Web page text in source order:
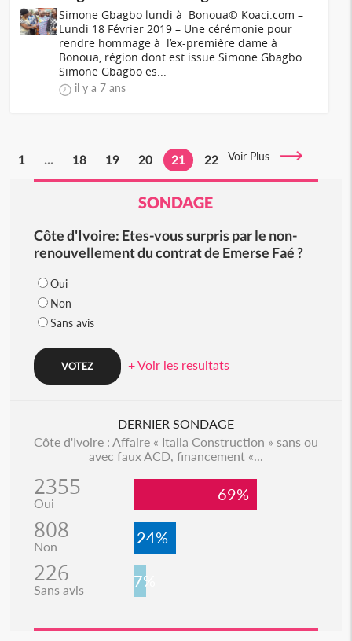
Simone Gbagbo lundi à Bonoua© Koaci.com –
Lundi 18 Février 2019 – Une cérémonie pour
rendre hommage à l’ex-première dame à
Bonoua, région dont est issue Simone Gbagbo.
Simone Gbagbo es...
il y a 7 ans
1 ... 18 19 20 21 22 Voir Plus
SONDAGE
Côte d'Ivoire: Etes-vous surpris par le non-
renouvellement du contrat de Emerse Faé ?
Oui
Non
Sans avis
+ Voir les resultats
DERNIER SONDAGE
Côte d'Ivoire : Affaire « Italia Construction » sans ou
avec faux ACD, financement «...
2355
Oui 69%
808
Non 24%
226
Sans avis 7%